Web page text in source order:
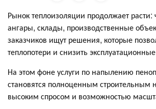
Рынок теплоизоляции продолжает
ангары, склады, производственные
заказчиков ищут решения, которые
теплопотери и снизить
На этом фоне услуги по напылению
становятся полноценным строительным
высоким спросом и возможностью